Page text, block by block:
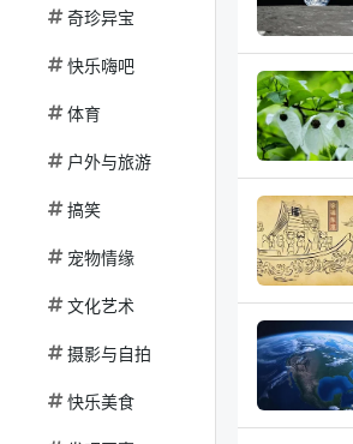
奇珍异宝
快乐嗨吧
体育
户外与旅游
搞笑
宠物情缘
文化艺术
摄影与自拍
快乐美食